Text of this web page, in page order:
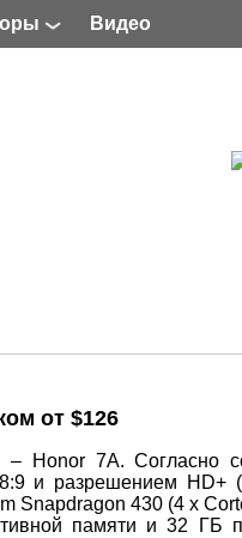
Видео
от $126
Honor 7A. Согласно
и разрешением HD+
Snapdragon 430 (4 х
памяти и 32 ГБ